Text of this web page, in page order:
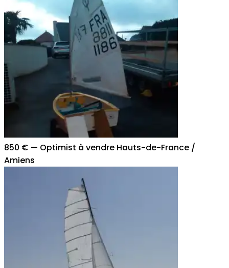
850 € — Optimist à vendre Hauts-de-France /
Amiens